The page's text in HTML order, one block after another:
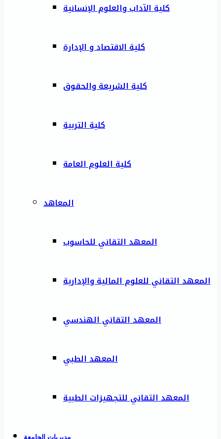
كلية الآداب والعلوم الإنسانية
كلية الاقتصاد و الإدارة
كلية الشريعة والحقوق
كلية التربية
كلية العلوم العامة
المعاهد
المعهد التقاني للحاسوب
المعهد التقاني للعلوم المالية والإدارية
المعهد التقاني الهندسي
المعهد الطبي
المعهد التقاني للتجهيزات الطبية
مديريات الجامعة